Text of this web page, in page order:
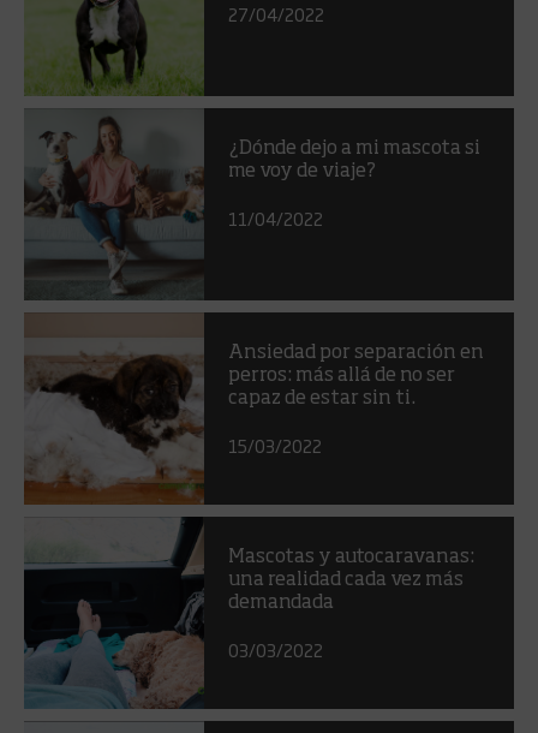
27/04/2022
¿Dónde dejo a mi mascota si
me voy de viaje?
11/04/2022
Ansiedad por separación en
perros: más allá de no ser
capaz de estar sin ti.
15/03/2022
Mascotas y autocaravanas:
una realidad cada vez más
demandada
03/03/2022